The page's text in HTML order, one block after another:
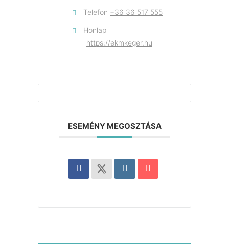
Telefon +36 36 517 555
Honlap
https://ekmkeger.hu
ESEMÉNY MEGOSZTÁSA